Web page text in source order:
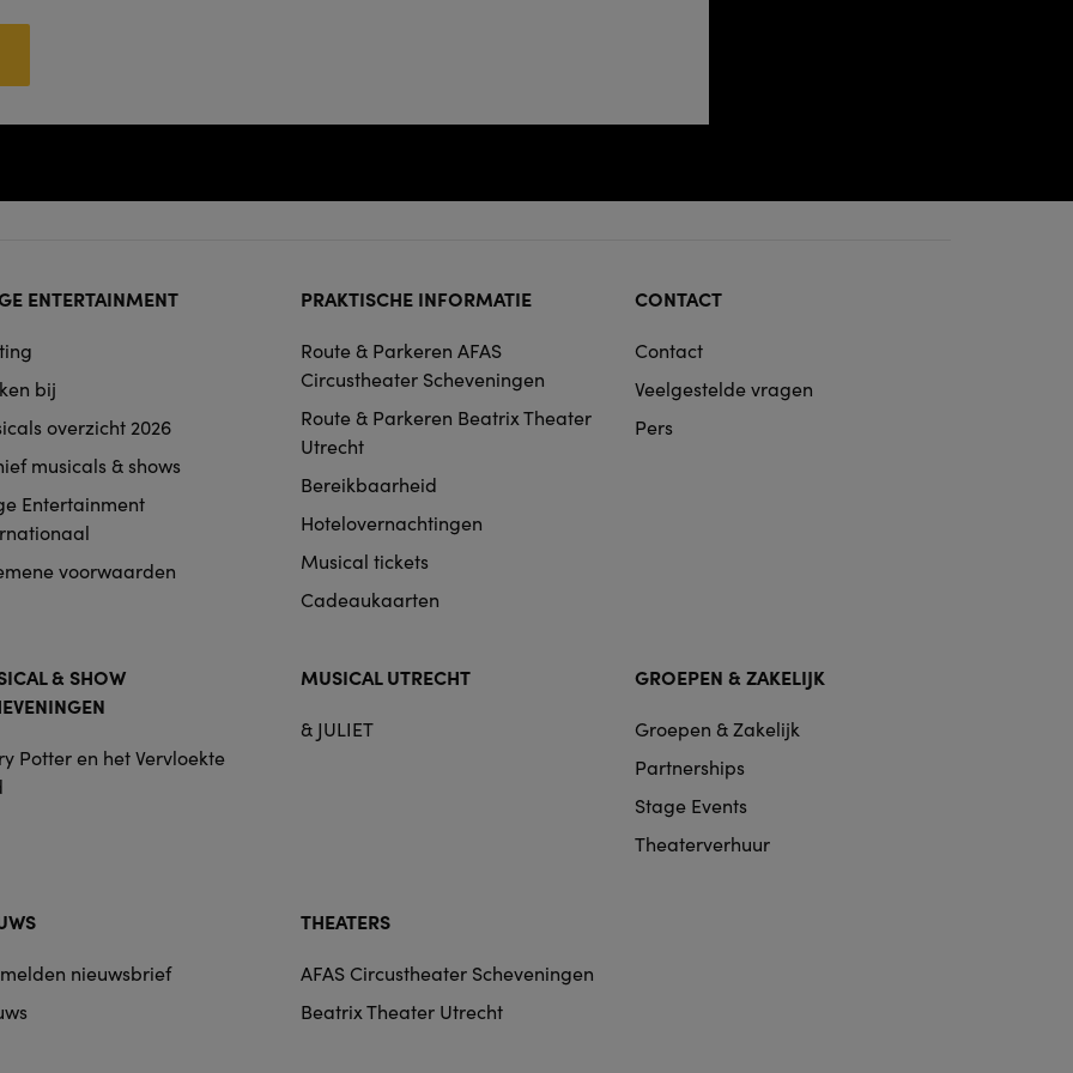
ENTERTAINMENT
bij
overzicht 2026
musicals & shows
Entertainment
voorwaarden
PRAKTISCHE INFORMATIE
Route & Parkeren AFAS
Circustheater Scheveningen
Route & Parkeren Beatrix Theater
Utrecht
Bereikbaarheid
Hotelovernachtingen
Musical tickets
Cadeaukaarten
CONTACT
Contact
Veelgestelde vragen
Pers
& SHOW
Potter en het Vervloekte
MUSICAL UTRECHT
& JULIET
GROEPEN & ZAKELIJK
Groepen & Zakelijk
Partnerships
Stage Events
Theaterverhuur
nieuwsbrief
THEATERS
AFAS Circustheater Scheveningen
Beatrix Theater Utrecht